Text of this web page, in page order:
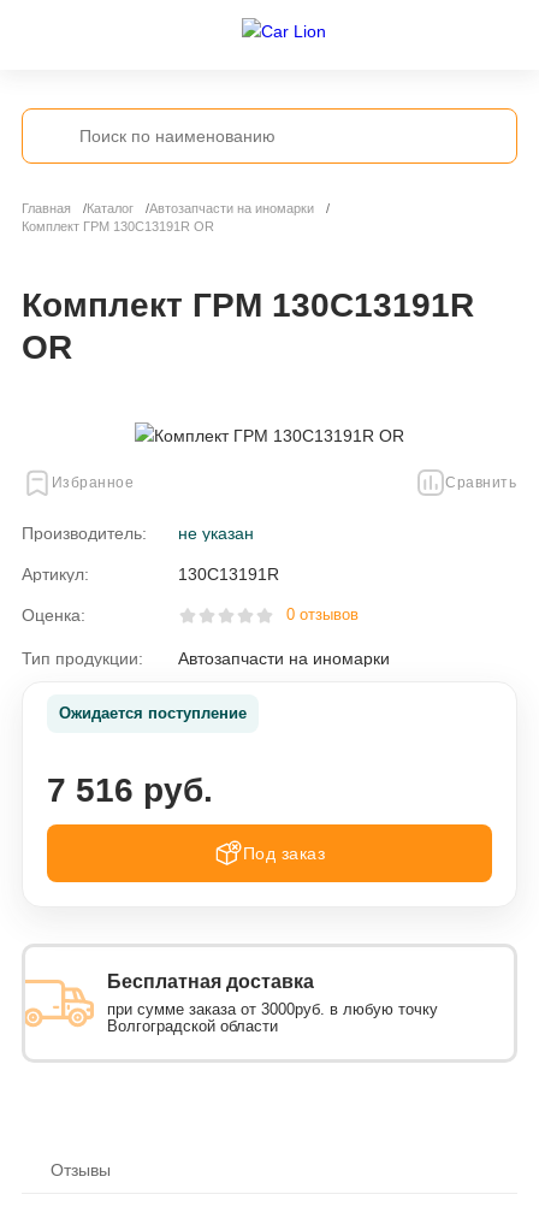
Главная Каталог
Автозапчасти на иномарки
Комплект ГРМ 130C13191R OR
Комплект ГРМ 130C13191R
OR
Избранное Сравнить
Производитель: не указан
Артикул: 130C13191R
Оценка: 0 отзывов
Тип продукции: Автозапчасти на иномарки
Ожидается поступление
7 516 руб.
Под заказ
Бесплатная доставка
при сумме заказа от 3000руб. в любую точку
Волгоградской области
Отзывы